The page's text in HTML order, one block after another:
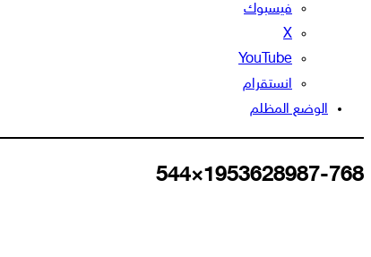
فيسبوك
‫X
‫YouTube
انستقرام
الوضع المظلم
1953628987-768×544